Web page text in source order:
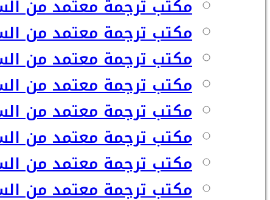
مكتب ترجمة معتمد من
مكتب ترجمة معتمد من
مكتب ترجمة معتمد من
مكتب ترجمة معتمد من
مكتب ترجمة معتمد من
مكتب ترجمة معتمد من
مكتب ترجمة معتمد من
مكتب ترجمة معتمد من